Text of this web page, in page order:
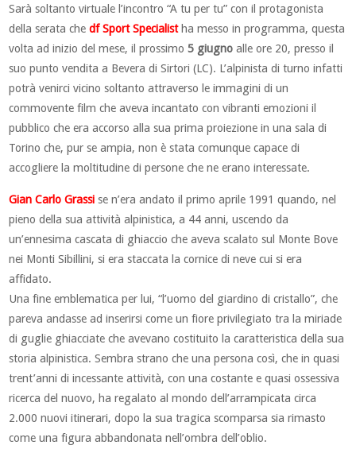
Sarà soltanto virtuale l’incontro “A tu per tu” con il protagonista
della serata chedf Sport Specialistha messo in programma, questa
volta ad inizio del mese, il prossimo5 giugno alle ore 20, presso il
suo punto vendita a Bevera di Sirtori (LC). L’alpinista di turno infatti
potrà venirci vicino soltanto attraverso le immagini di un
commovente film che aveva incantato con vibranti emozioni il
pubblico che era accorso alla sua prima proiezione in una sala di
Torino che, pur se ampia, non è stata comunque capace di
accogliere la moltitudine di persone che ne erano interessate.
Gian Carlo Grassi se n’era andato il primo aprile 1991 quando, nel
pieno della sua attività alpinistica, a 44 anni, uscendo da
un’ennesima cascata di ghiaccio che aveva scalato sul Monte Bove
nei Monti Sibillini, si era staccata la cornice di neve cui si era
affidato.
Una fine emblematica per lui, “l’uomo del giardino di cristallo”, che
pareva andasse ad inserirsi come un fiore privilegiato tra la miriade
di guglie ghiacciate che avevano costituito la caratteristica della sua
storia alpinistica. Sembra strano che una persona così, che in quasi
trent’anni di incessante attività, con una costante e quasi ossessiva
ricerca del nuovo, ha regalato al mondo dell’arrampicata circa
2.000 nuovi itinerari, dopo la sua tragica scomparsa sia rimasto
come una figura abbandonata nell’ombra dell’oblio.